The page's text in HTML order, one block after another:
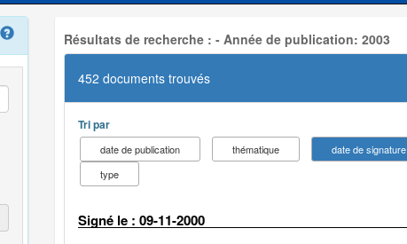
Résultats de recherche : - Année de publication: 2003
452 documents trouvés
Tri par
date de publication thématique
date de signature
type
Signé le : 09-11-2000